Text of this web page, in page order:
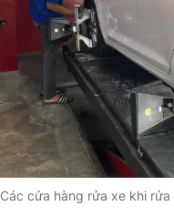
Các cửa hàng rửa xe khi